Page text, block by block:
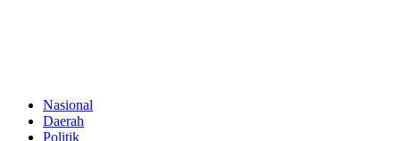
Nasional
Daerah
Politik